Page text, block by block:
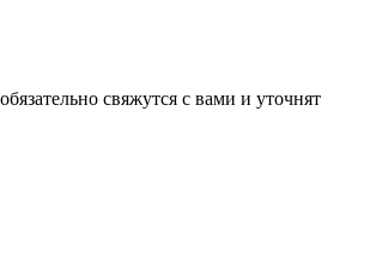
свяжутся с вами и уточнят